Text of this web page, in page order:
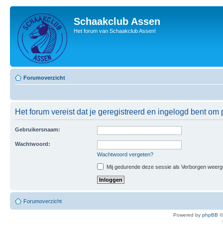
Schaakclub Assen
Het forum van Schaakclub Assen!
Forumoverzicht
Het forum vereist dat je geregistreerd en ingelogd bent om
Gebruikersnaam:
Wachtwoord:
Wachtwoord vergeten?
Mij gedurende deze sessie als Verborgen
Forumoverzicht
Powered by phpBB